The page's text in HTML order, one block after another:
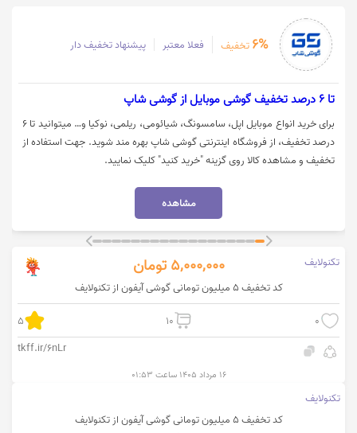
6% تخفیف فعلا معتبر پیشنهاد تخفیف دار
تا 6 درصد تخفیف گوشی موبایل از گوشی شاپ
برای خرید انواع موبایل اپل، سامسونگ، شیائومی، ریلمی، نوکیا و… میتوانید تا 6
درصد تخفیف، از فروشگاه اینترنتی گوشی شاپ بهره مند شوید. جهت استفاده از
تخفیف و مشاهده کالا روی گزینه "خرید کنید" کلیک نمایید.
مشاهده
تکنولایف 5,000,000 تومان
کد تخفیف 5 میلیون تومانی گوشی آیفون از تکنولایف
0
10
5
tkff.ir/6nLr
۱۶ مرداد ۱۴۰۵ ساعت ۰۱:۵۳
تکنولایف
کد تخفیف 5 میلیون تومانی گوشی آیفون از تکنولایف